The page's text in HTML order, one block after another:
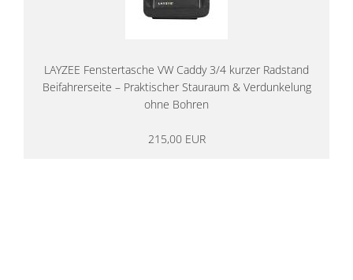
LAYZEE Fenstertasche VW Caddy 3/4 kurzer Radstand
Beifahrerseite – Praktischer Stauraum & Verdunkelung
ohne Bohren
215,00 EUR